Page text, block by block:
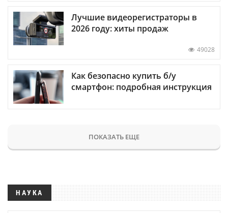
Лучшие видеорегистраторы в
2026 году: хиты продаж
49028
Как безопасно купить б/у
смартфон: подробная инструкция
ПОКАЗАТЬ ЕЩЕ
НАУКА